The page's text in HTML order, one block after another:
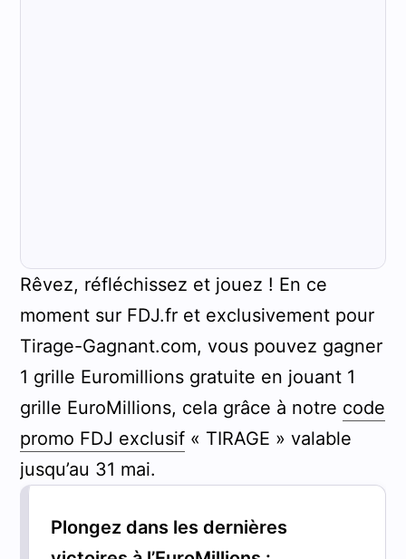
Rêvez, réfléchissez et jouez ! En ce
moment sur FDJ.fr et exclusivement pour
Tirage-Gagnant.com, vous pouvez gagner
1 grille Euromillions gratuite en jouant 1
grille EuroMillions, cela grâce à notre code
promo FDJ exclusif« TIRAGE » valable
jusqu’au 31 mai.
Plongez dans les dernières